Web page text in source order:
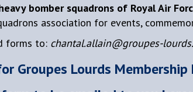
bomber squadrons of Royal Air
association for events,
forms to: chantal.allain@groupes-
Groupes Lourds Membership